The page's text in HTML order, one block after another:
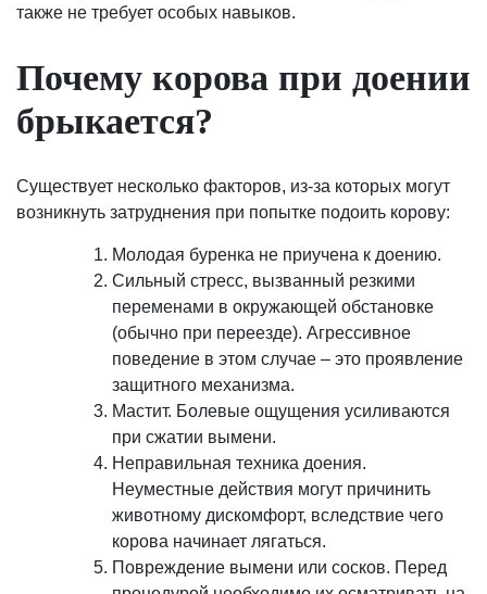
также не требует особых навыков.
Почему корова при доении
брыкается?
Существует несколько факторов, из-за которых могут
возникнуть затруднения при попытке подоить корову:
Молодая буренка не приучена к доению.
Сильный стресс, вызванный резкими
переменами в окружающей обстановке
(обычно при переезде). Агрессивное
поведение в этом случае – это проявление
защитного механизма.
Мастит. Болевые ощущения усиливаются
при сжатии вымени.
Неправильная техника доения.
Неуместные действия могут причинить
животному дискомфорт, вследствие чего
корова начинает лягаться.
Повреждение вымени или сосков. Перед